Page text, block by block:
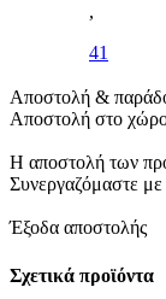
,
41
Αποστολή &
Αποστολή στο
Η αποστολή των
Συνεργαζόμαστε
Έξοδα αποστολής
Σχετικά προϊόντα